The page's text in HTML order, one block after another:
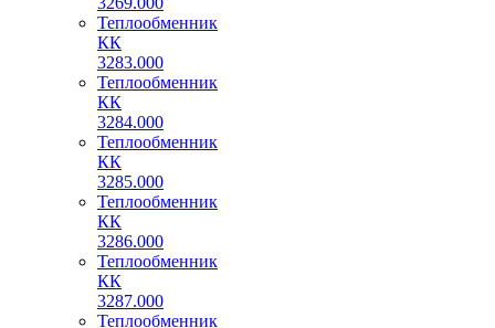
Теплообменник
КК
3283.000
Теплообменник
КК
3284.000
Теплообменник
КК
3285.000
Теплообменник
КК
3286.000
Теплообменник
КК
3287.000
Теплообменник